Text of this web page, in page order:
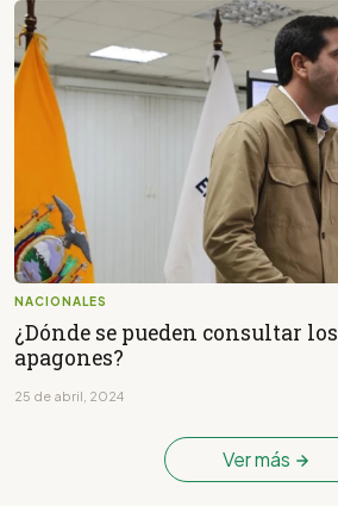
NACIONALES
¿Dónde se pueden consultar
apagones?
25 de abril, 2024
Ver más